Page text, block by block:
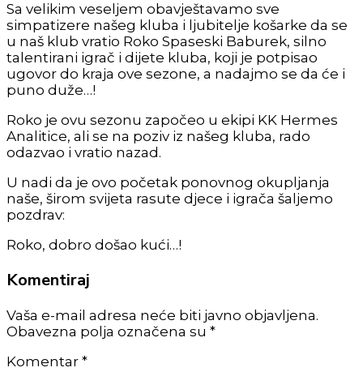
Sa velikim veseljem obavještavamo sve
simpatizere našeg kluba i ljubitelje košarke da se
u naš klub vratio Roko Spaseski Baburek, silno
talentirani igrač i dijete kluba, koji je potpisao
ugovor do kraja ove sezone, a nadajmo se da će i
puno duže…!
Roko je ovu sezonu započeo u ekipi KK Hermes
Analitice, ali se na poziv iz našeg kluba, rado
odazvao i vratio nazad.
U nadi da je ovo početak ponovnog okupljanja
naše, širom svijeta rasute djece i igrača šaljemo
pozdrav:
Roko, dobro došao kući…!
Komentiraj
Vaša e-mail adresa neće biti javno objavljena.
Obavezna polja označena su *
Komentar *